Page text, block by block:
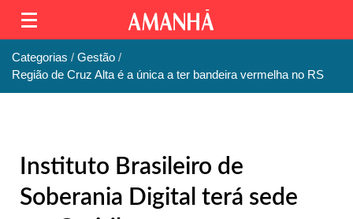
Categorias
Gestão
Região de Cruz Alta é a única a ter bandeira vermelha no RS
Instituto Brasileiro de
Soberania Digital terá sede